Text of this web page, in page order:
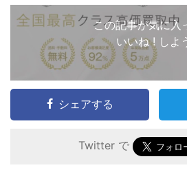
この記事が気に入
いいね ! しよ
シェアする
Twitter で